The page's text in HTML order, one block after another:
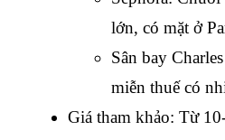
lớn, có mặt ở
Sân bay
miễn thuế có
Giá tham khảo: Từ